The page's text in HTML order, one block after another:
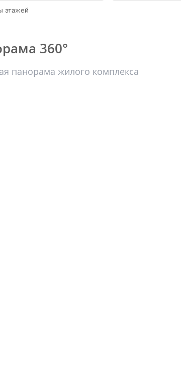
этажей
360°
панорама жилого комплекса